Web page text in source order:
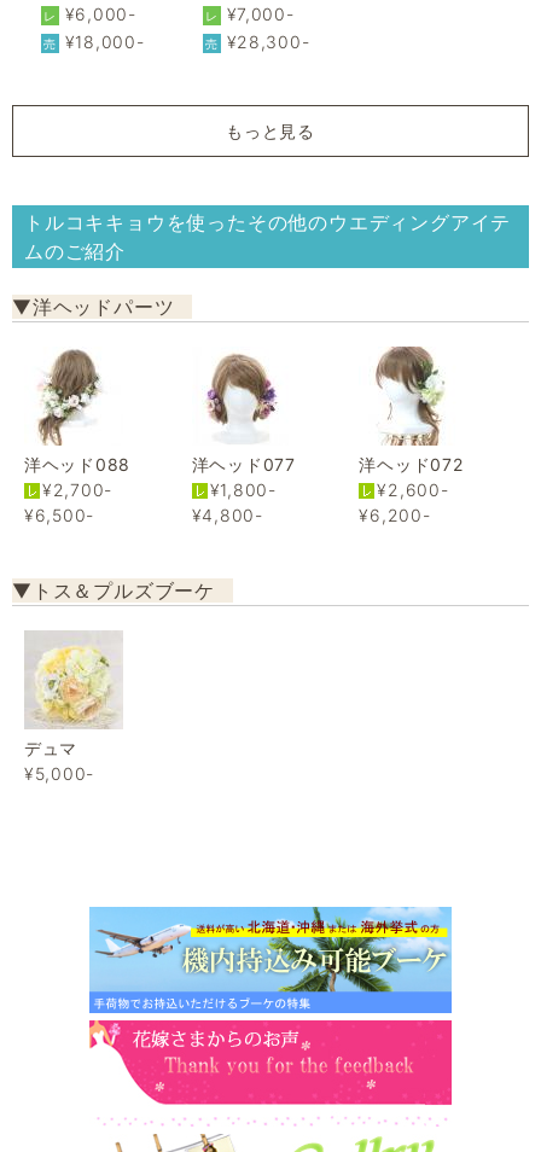
レ ¥6,000-
売 ¥18,000-
レ ¥7,000-
売 ¥28,300-
もっと見る
トルコキキョウを使ったその他のウエディングアイテ
ムのご紹介
▼洋ヘッドパーツ
洋ヘッド088
¥2,700-
¥6,500-
洋ヘッド077
¥1,800-
¥4,800-
洋ヘッド072
¥2,600-
¥6,200-
▼トス＆プルズブーケ
デュマ
¥5,000-